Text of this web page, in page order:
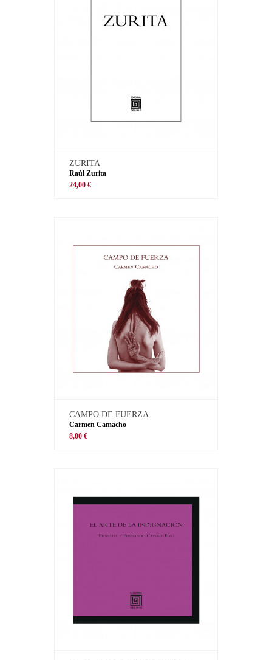
ZURITA
Raúl Zurita
24,00 €
CAMPO DE FUERZA
Carmen Camacho
8,00 €